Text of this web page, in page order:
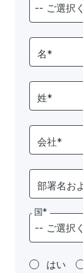
名*
姓*
会社*
部署名お
国*
はい